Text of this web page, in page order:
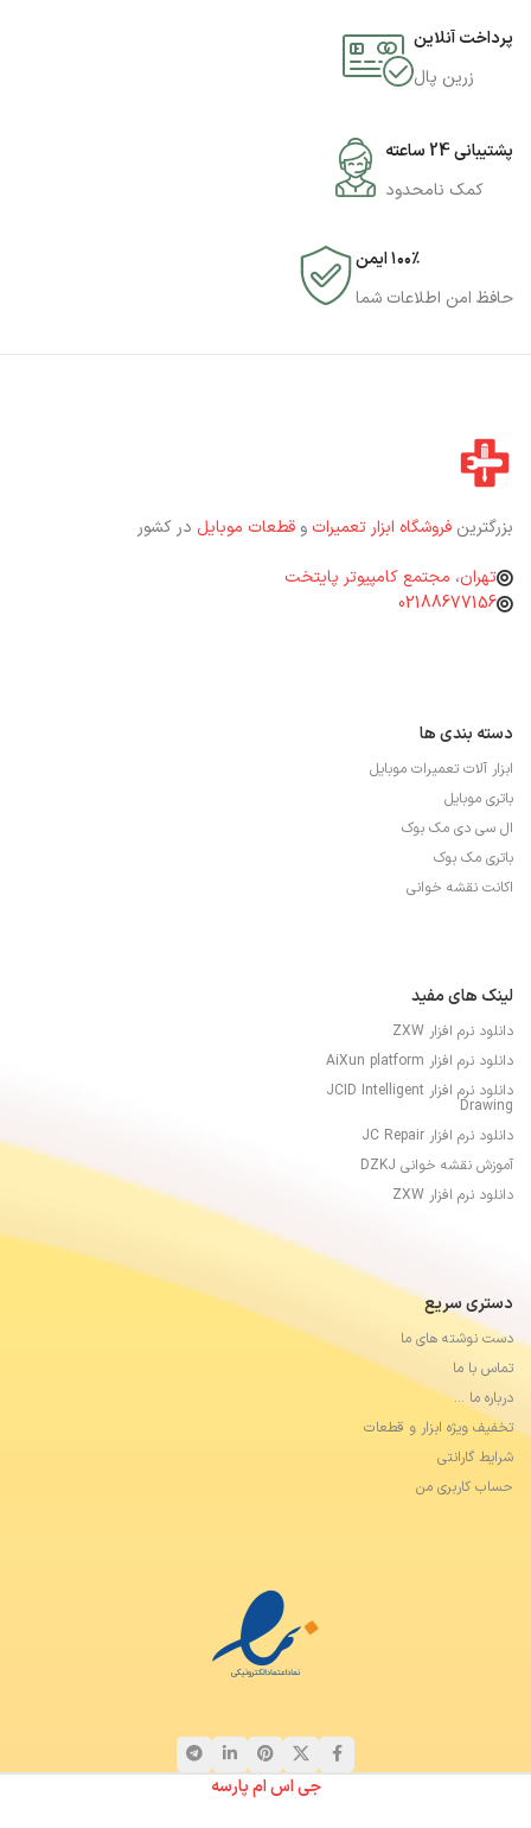
پرداخت آنلاین
زرین پال
پشتیبانی 24 ساعته
کمک نامحدود
۱۰۰٪ ایمن
حافظ امن اطلاعات شما
بزرگترین فروشگاه ابزار تعمیرات و قطعات موبایل در کشور
تهران، مجتمع کامپیوتر پایتخت
02188677156
دسته بندی ها
ابزار آلات تعمیرات موبایل
باتری موبایل
ال سی دی مک بوک
باتری مک بوک
اکانت نقشه خوانی
لینک های مفید
دانلود نرم افزار ZXW
دانلود نرم افزار AiXun platform
دانلود نرم افزار JCID Intelligent
Drawing
دانلود نرم افزار JC Repair
آموزش نقشه خوانی DZKJ
دانلود نرم افزار ZXW
دستری سریع
دست نوشته های ما
تماس با ما
درباره ما …
تخفیف ویژه ابزار و قطعات
شرایط گارانتی
حساب کاربری من
جی اس ام پارسه